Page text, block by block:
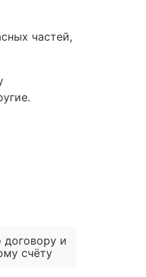
частей,
договору и
счёту